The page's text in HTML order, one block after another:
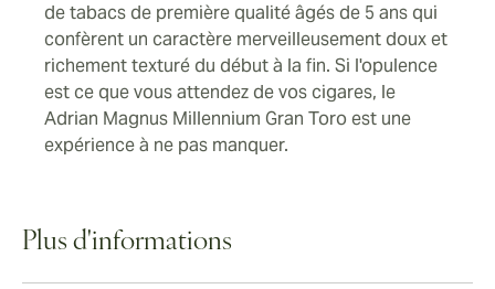
de tabacs de première qualité âgés de 5 ans qui
confèrent un caractère merveilleusement doux et
richement texturé du début à la fin. Si l'opulence
est ce que vous attendez de vos cigares, le
Adrian Magnus Millennium Gran Toro est une
expérience à ne pas manquer.
Plus d'informations